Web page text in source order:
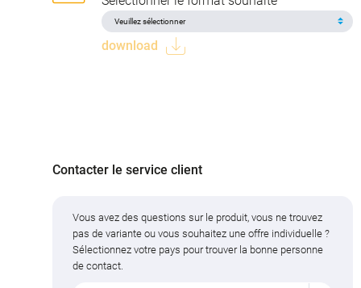
download
Contacter le service client
Vous avez des questions sur le produit, vous ne trouvez
pas de variante ou vous souhaitez une offre individuelle ?
Sélectionnez votre pays pour trouver la bonne personne
de contact.